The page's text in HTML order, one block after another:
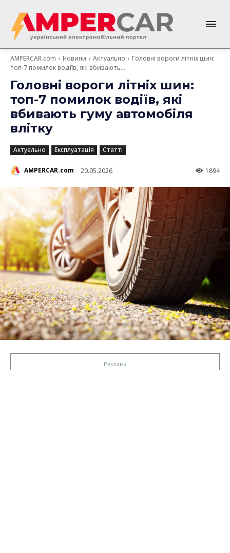
AMPERCAR.com Новини Актуально
Головні вороги літніх шин:
топ-7 помилок водіїв, які вбивають...
Головні вороги літніх шин:
топ-7 помилок водіїв, які
вбивають гуму автомобіля
влітку
Актуально Експлуатація Статті
AMPERCAR.com 20.05.2026 1894